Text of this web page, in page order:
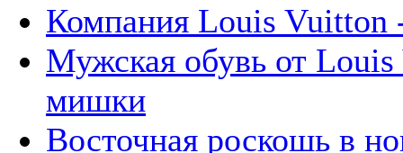
Компания Louis Vuitton
Мужская обувь от
мишки
Восточная роскошь в